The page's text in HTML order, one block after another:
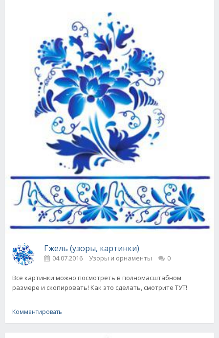
Гжель (узоры, картинки)
04.07.2016 Узоры и орнаменты 0
Все картинки можно посмотреть в полномасштабном
Комментировать